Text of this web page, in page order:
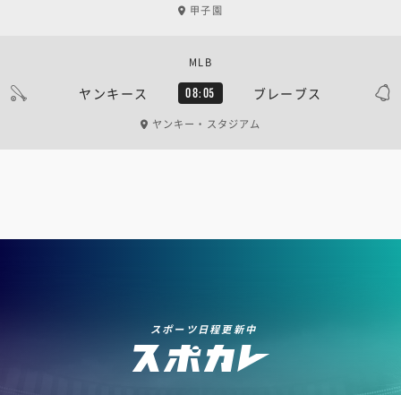
甲子園
ヤンキース 08:05 ブレーブス
MLB
ヤンキー・スタジアム
スポーツ日程更新中